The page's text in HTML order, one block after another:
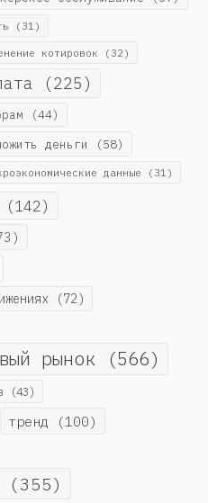
(31)
котировок (32)
(225)
(44)
деньги (58)
данные (31)
(142)
(72)
рынок (566)
(43)
тренд (100)
(355)